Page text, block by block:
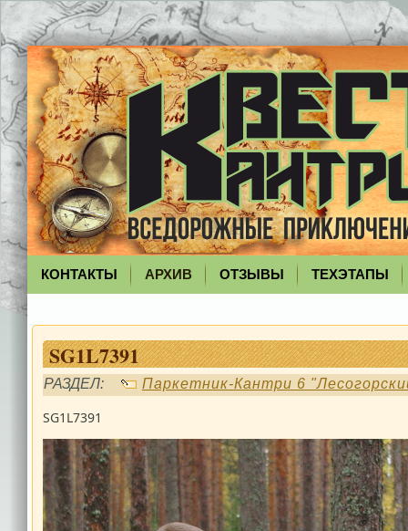
КОНТАКТЫ АРХИВ ОТЗЫВЫ ТЕХЭТАПЫ
SG1L7391
РАЗДЕЛ: Паркетник-Кантри 6
SG1L7391